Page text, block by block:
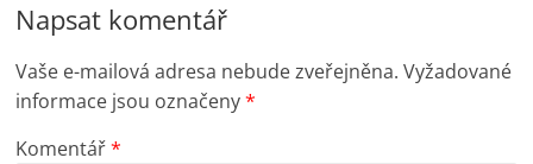
Napsat komentář
Vaše e-mailová adresa nebude zveřejněna. Vyžadované
informace jsou označeny*
Komentář*